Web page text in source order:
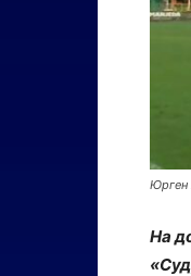
Юрген
На